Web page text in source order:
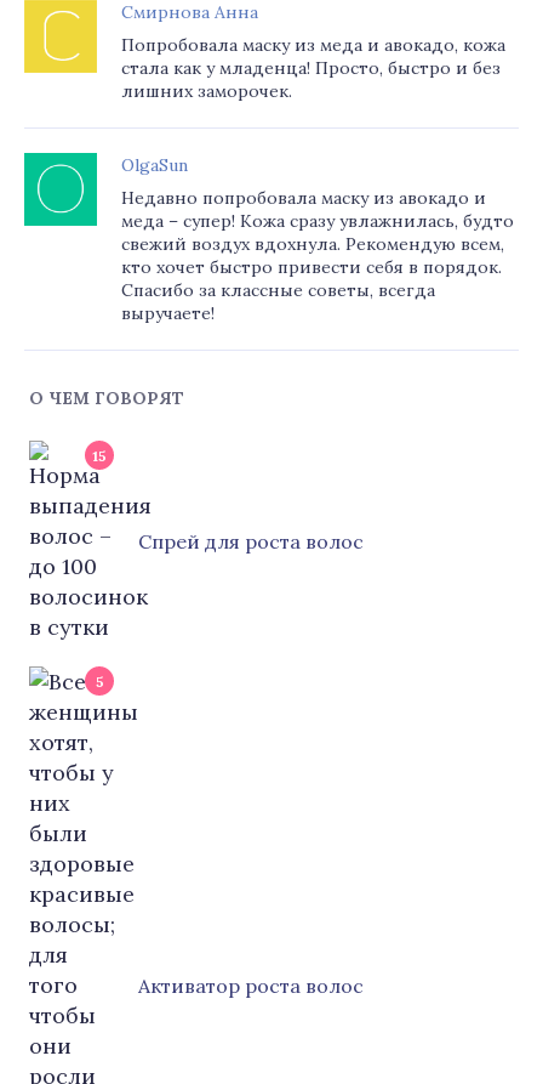
Смирнова Анна
Попробовала маску из меда и авокадо, кожа
стала как у младенца! Просто, быстро и без
лишних заморочек.
OlgaSun
Недавно попробовала маску из авокадо и
меда – супер! Кожа сразу увлажнилась, будто
свежий воздух вдохнула. Рекомендую всем,
кто хочет быстро привести себя в порядок.
Спасибо за классные советы, всегда
выручаете!
О ЧЕМ ГОВОРЯТ
15
Cпрей для роста волос
5
Активатор роста волос